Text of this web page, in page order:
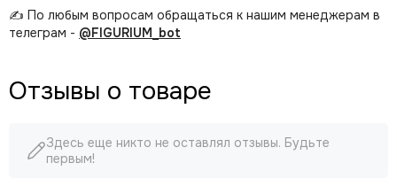
✍️ По любым вопросам обращаться к нашим менеджерам в
телеграм - @FIGURIUM_bot
Отзывы о товаре
Здесь еще никто не оставлял отзывы. Будьте
первым!